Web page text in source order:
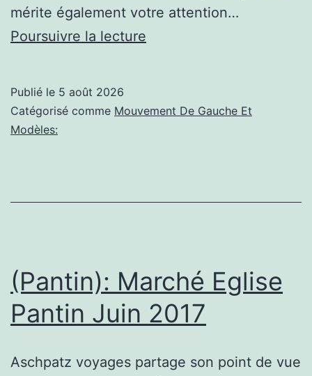
mérite également votre attention…
Poursuivre la lecture
du
contre
Publié le 5 août 2026
Catégorisé comme Mouvement De Gauche Et
Modèles:
(Pantin): Marché Eglise
Pantin Juin 2017
Aschpatz voyages partage son point de vue